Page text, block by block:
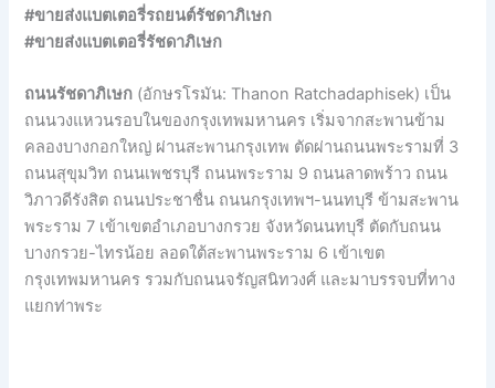
#ขายส่งแบตเตอรี่รถยนต์รัชดาภิเษก
#ขายส่งแบตเตอรี่รัชดาภิเษก
ถนนรัชดาภิเษก (อักษรโรมัน: Thanon Ratchadaphisek) เป็น
ถนนวงแหวนรอบในของกรุงเทพมหานคร เริ่มจากสะพานข้าม
คลองบางกอกใหญ่ ผ่านสะพานกรุงเทพ ตัดผ่านถนนพระรามที่ 3
ถนนสุขุมวิท ถนนเพชรบุรี ถนนพระราม 9 ถนนลาดพร้าว ถนน
วิภาวดีรังสิต ถนนประชาชื่น ถนนกรุงเทพฯ-นนทบุรี ข้ามสะพาน
พระราม 7 เข้าเขตอำเภอบางกรวย จังหวัดนนทบุรี ตัดกับถนน
บางกรวย-ไทรน้อย ลอดใต้สะพานพระราม 6 เข้าเขต
กรุงเทพมหานคร รวมกับถนนจรัญสนิทวงศ์ และมาบรรจบที่ทาง
แยกท่าพระ